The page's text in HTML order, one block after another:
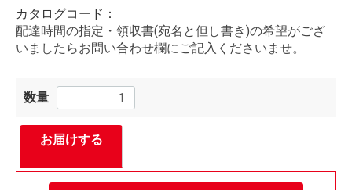
カタログコード：
配達時間の指定・領収書(宛名と但し書き)の希望がござ
いましたらお問い合わせ欄にご記入くださいませ。
数量
お届けする